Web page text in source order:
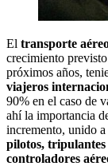
El transporte
crecimiento
próximos años,
viajeros
90% en el caso de
ahí la importancia
incremento, unido
pilotos, tripulantes
controladores